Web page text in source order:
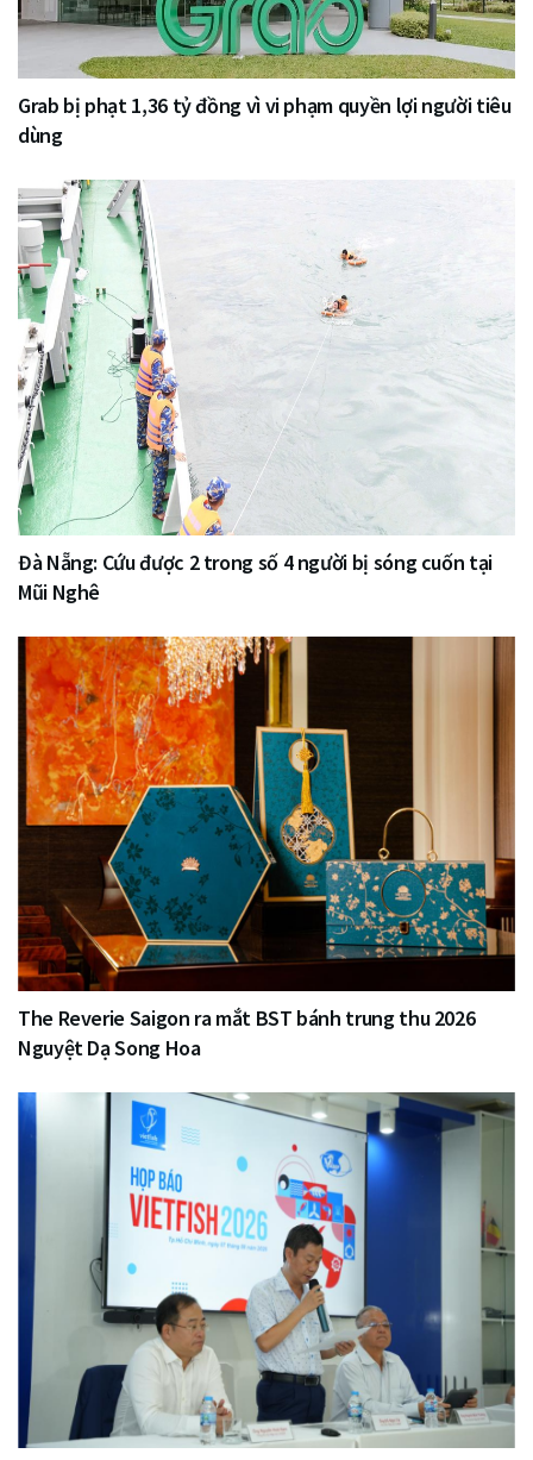
Grab bị phạt 1,36 tỷ đồng vì vi phạm quyền lợi người tiêu
dùng
Đà Nẵng: Cứu được 2 trong số 4 người bị sóng cuốn tại
Mũi Nghê
The Reverie Saigon ra mắt BST bánh trung thu 2026
Nguyệt Dạ Song Hoa